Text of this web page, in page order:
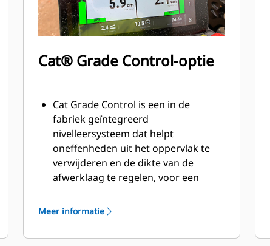
Verstellen van de stampsnelheid is
beschikbaar met de multifunctionele
draaiknop voor menghoogte,
stampsnelheid en trilsnelheid;
verstellen van de stampsnelheid
hoofdbalk en de extenders te
elimineren
De optionele bekrachtigde
eindpoorten maken het gemakkelijk
om wijzigingen in asfalteerdiepte
aan te brengen
Cat® Grade Control-optie
Cat Grade Control is een in de
fabriek geïntegreerd
nivelleersysteem dat helpt
oneffenheden uit het oppervlak te
verwijderen en de dikte van de
afwerklaag te regelen, voor een
bedrijfskosten en een verbeterde
Gebruiksvriendelijk systeem met
Meer informatie